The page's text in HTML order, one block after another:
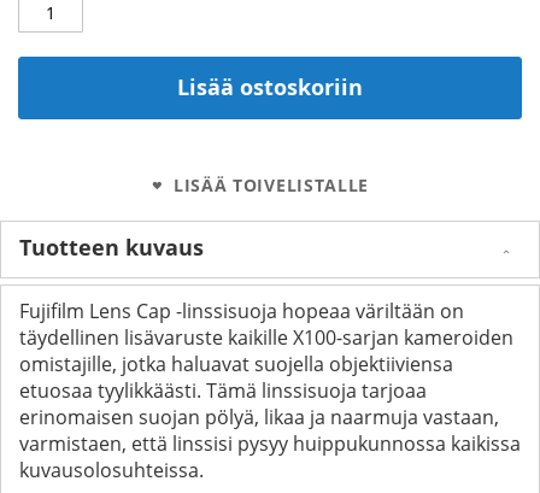
Lisää ostoskoriin
LISÄÄ TOIVELISTALLE
Tuotteen kuvaus
Fujifilm Lens Cap -linssisuoja hopeaa väriltään on
täydellinen lisävaruste kaikille X100-sarjan kameroiden
omistajille, jotka haluavat suojella objektiiviensa
etuosaa tyylikkäästi. Tämä linssisuoja tarjoaa
erinomaisen suojan pölyä, likaa ja naarmuja vastaan,
varmistaen, että linssisi pysyy huippukunnossa kaikissa
kuvausolosuhteissa.